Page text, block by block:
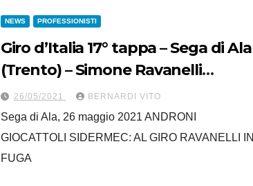
NEWS PROFESSIONISTI
Giro d’Italia 17° tappa – Sega di Ala
(Trento) – Simone Ravanelli
(Androni Giocattoli-Sidermec) : Tra i
protagonisti della fuga di giornata
al Giro D’Italia
26/05/2021 BERNARDI VITO
Sega di Ala, 26 maggio 2021 ANDRONI
GIOCATTOLI SIDERMEC: AL GIRO RAVANELLI IN
FUGA